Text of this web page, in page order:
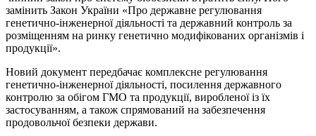
замінить Закон України «Про державне регулювання
генетично-інженерної діяльності та державний контроль за
розміщенням на ринку генетично модифікованих організмів і
продукції».
Новий документ передбачає комплексне регулювання
генетично-інженерної діяльності, посилення державного
контролю за обігом ГМО та продукції, виробленої із їх
застосуванням, а також спрямований на забезпечення
продовольчої безпеки держави.